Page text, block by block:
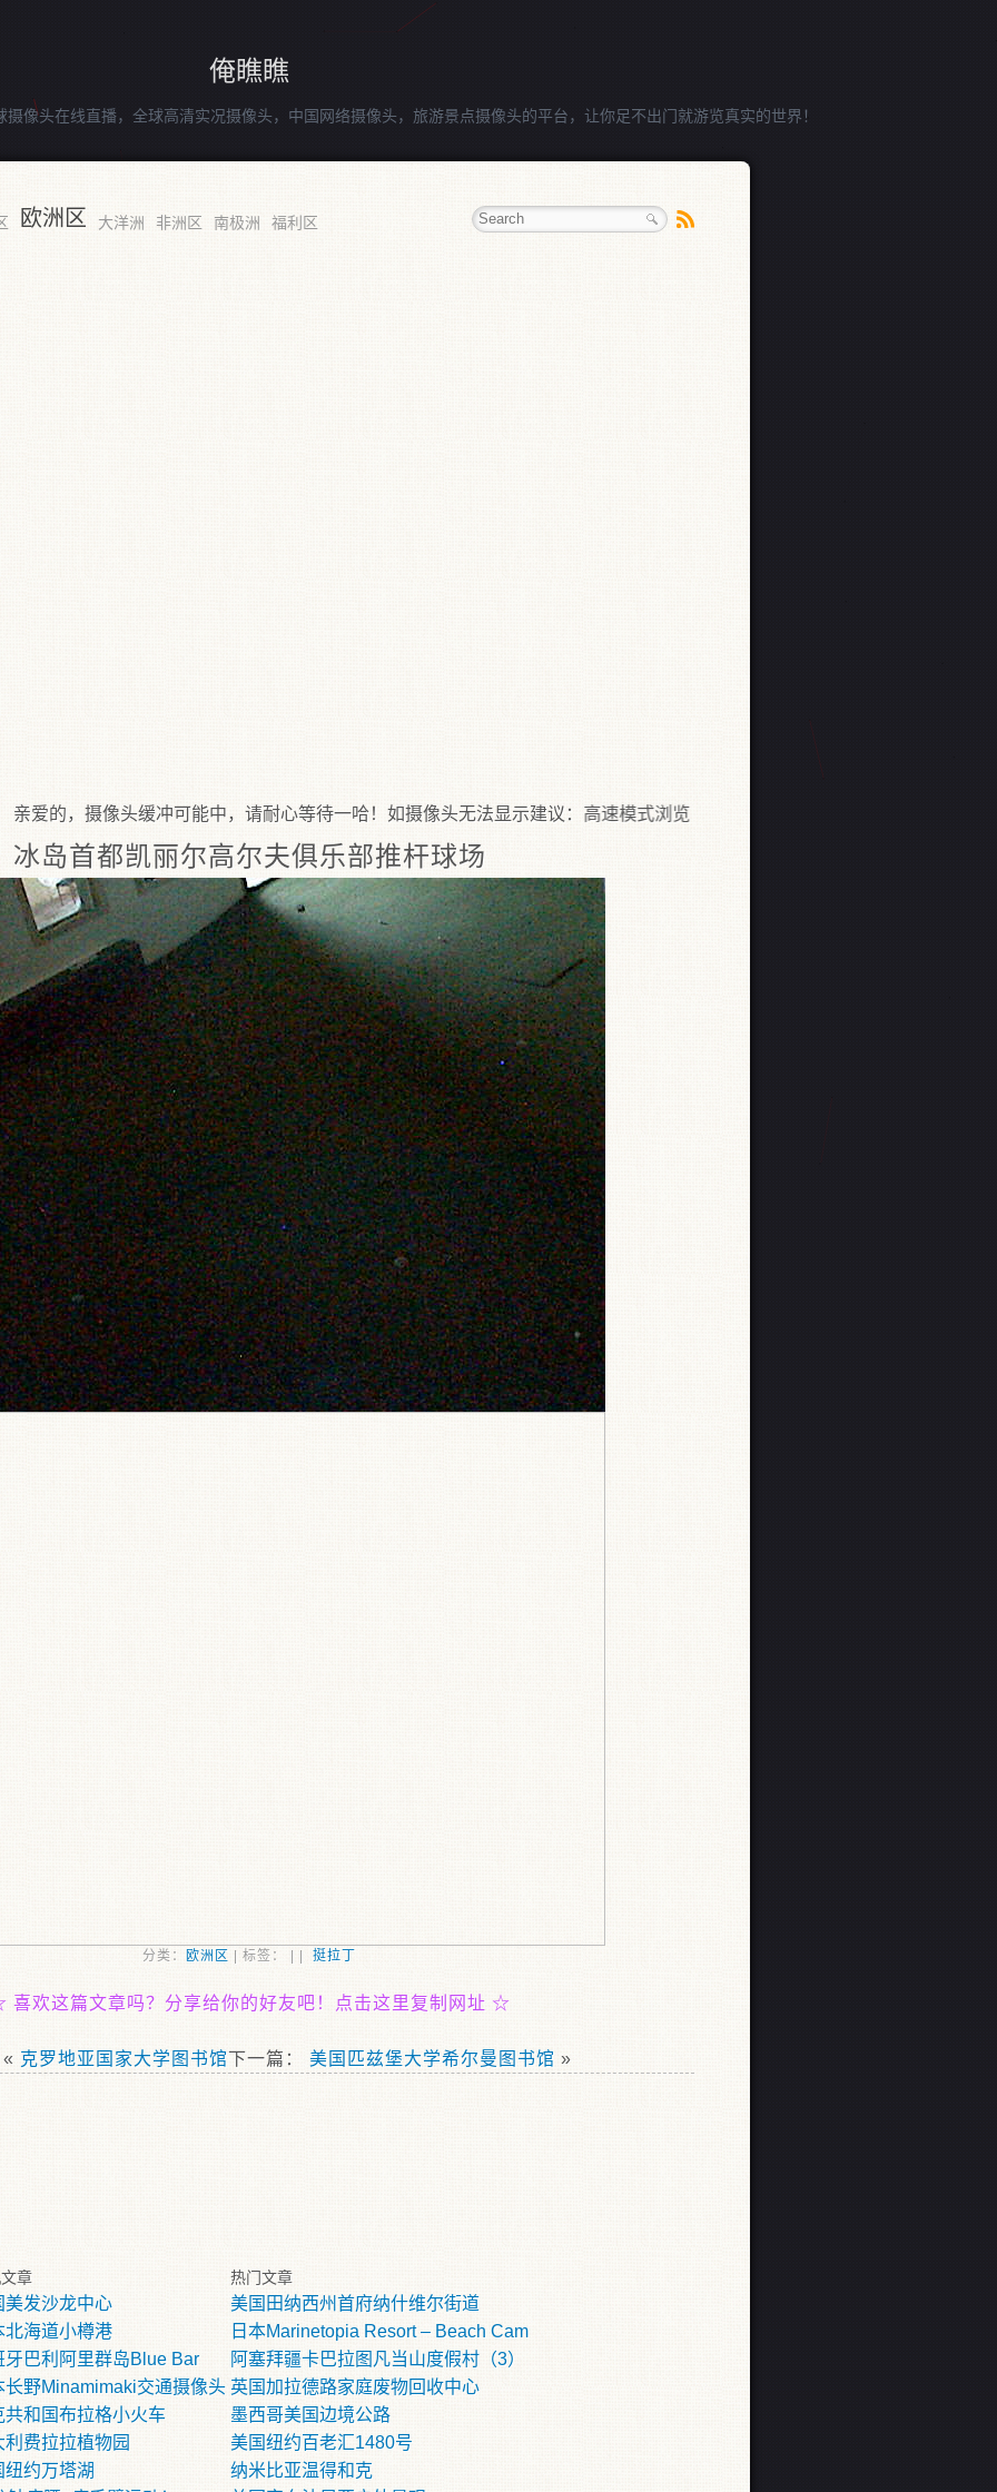
俺瞧瞧
像头在线直播，全球高清实况摄像头，中国网络摄像头，旅游景点摄像头的平台，让你足不出门就游览真实的世界！
欧洲区 大洋洲 非洲区 南极洲 福利区
摄像头缓冲可能中，请耐心等待一哈！如摄像头无法显示建议：高速模式浏览（Chrome核）与兼容模式切换即可观看，或
冰岛首都凯丽尔高尔夫俱乐部推杆球场
分类： 欧洲区 | 标签： | | 挺拉丁
喜欢这篇文章吗？分享给你的好友吧！点击这里复制网址 ☆
克罗地亚国家大学图书馆下一篇： 美国匹兹堡大学希尔曼图书馆 »
章
美发沙龙中心
北海道小樽港
牙巴利阿里群岛Blue Bar
长野Minamimaki交通摄像头
共和国布拉格小火车
利费拉拉植物园
纽约万塔湖
热门文章
美国田纳西州首府纳什维尔街道
日本Marinetopia Resort – Beach Cam
阿塞拜疆卡巴拉图凡当山度假村（3）
英国加拉德路家庭废物回收中心
墨西哥美国边境公路
美国纽约百老汇1480号
纳米比亚温得和克